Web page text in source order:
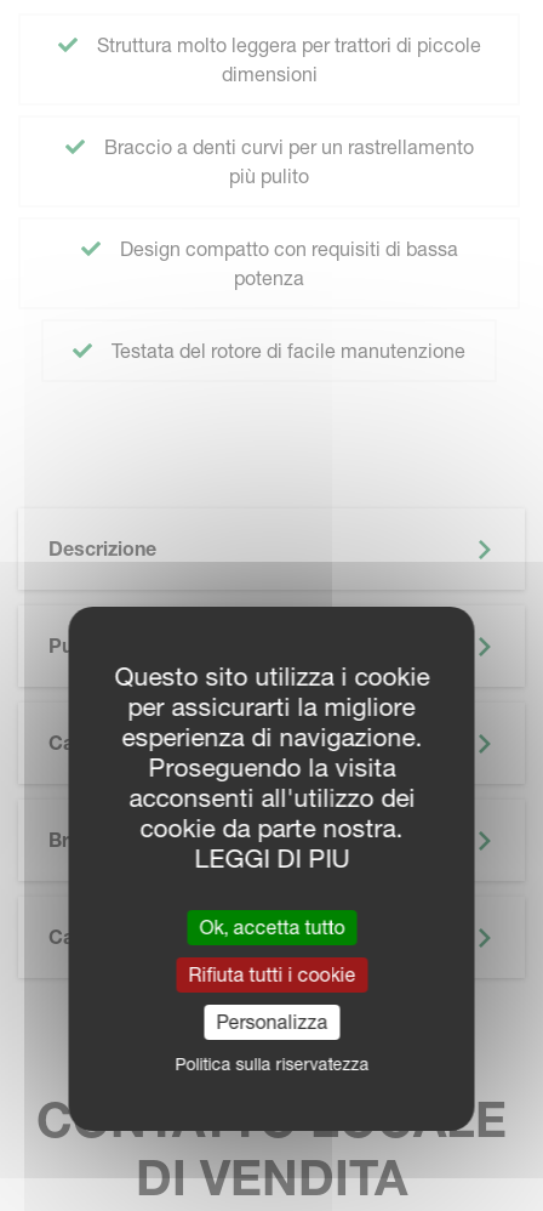
Struttura molto leggera per trattori di piccole
dimensioni
Braccio a denti curvi per un rastrellamento
più pulito
Design compatto con requisiti di bassa
potenza
Testata del rotore di facile manutenzione
Descrizione
Punti Di Forza
Caratteristiche
Brochure
SKIP BROCHURE
Caratteristiche Tecniche
TROVA IL TUO
CONTATTO LOCALE
DI VENDITA
Questo sito utilizza i cookie
per assicurarti la migliore
esperienza di navigazione.
Proseguendo la visita
acconsenti all'utilizzo dei
cookie da parte nostra.
LEGGI DI PIU
Ok, accetta tutto
Rifiuta tutti i cookie
Personalizza
Politica sulla riservatezza